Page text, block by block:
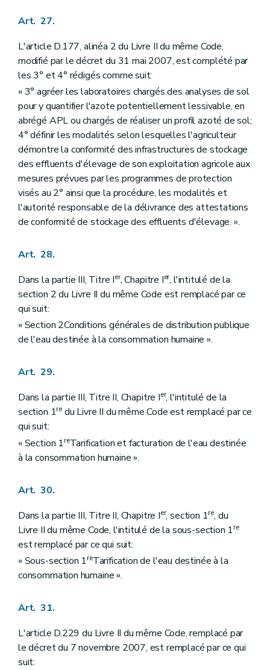
Art. 27.
L'article D.177, alinéa 2 du Livre II du même Code,
modifié par le décret du 31 mai 2007, est complété par
les 3° et 4° rédigés comme suit:
« 3° agréer les laboratoires chargés des analyses de sol
pour y quantifier l'azote potentiellement lessivable, en
abrégé APL ou chargés de réaliser un profil azoté de sol;
4° définir les modalités selon lesquelles l'agriculteur
démontre la conformité des infrastructures de stockage
des effluents d'élevage de son exploitation agricole aux
mesures prévues par les programmes de protection
visés au 2° ainsi que la procédure, les modalités et
l'autorité responsable de la délivrance des attestations
de conformité de stockage des effluents d'élevage. ».
Art. 28.
Dans la partie III, Titre Ier, Chapitre Ier, l'intitulé de la
section 2 du Livre II du même Code est remplacé par ce
qui suit:
« Section 2Conditions générales de distribution publique
de l'eau destinée à la consommation humaine ».
Art. 29.
Dans la partie III, Titre II, Chapitre Ier, l'intitulé de la
section 1re du Livre II du même Code est remplacé par ce
qui suit:
« Section 1reTarification et facturation de l'eau destinée
à la consommation humaine ».
Art. 30.
Dans la partie III, Titre II, Chapitre Ier, section 1re, du
Livre II du même Code, l'intitulé de la sous-section 1re
est remplacé par ce qui suit:
« Sous-section 1reTarification de l'eau destinée à la
consommation humaine ».
Art. 31.
L'article D.229 du Livre II du même Code, remplacé par
le décret du 7 novembre 2007, est remplacé par ce qui
suit: